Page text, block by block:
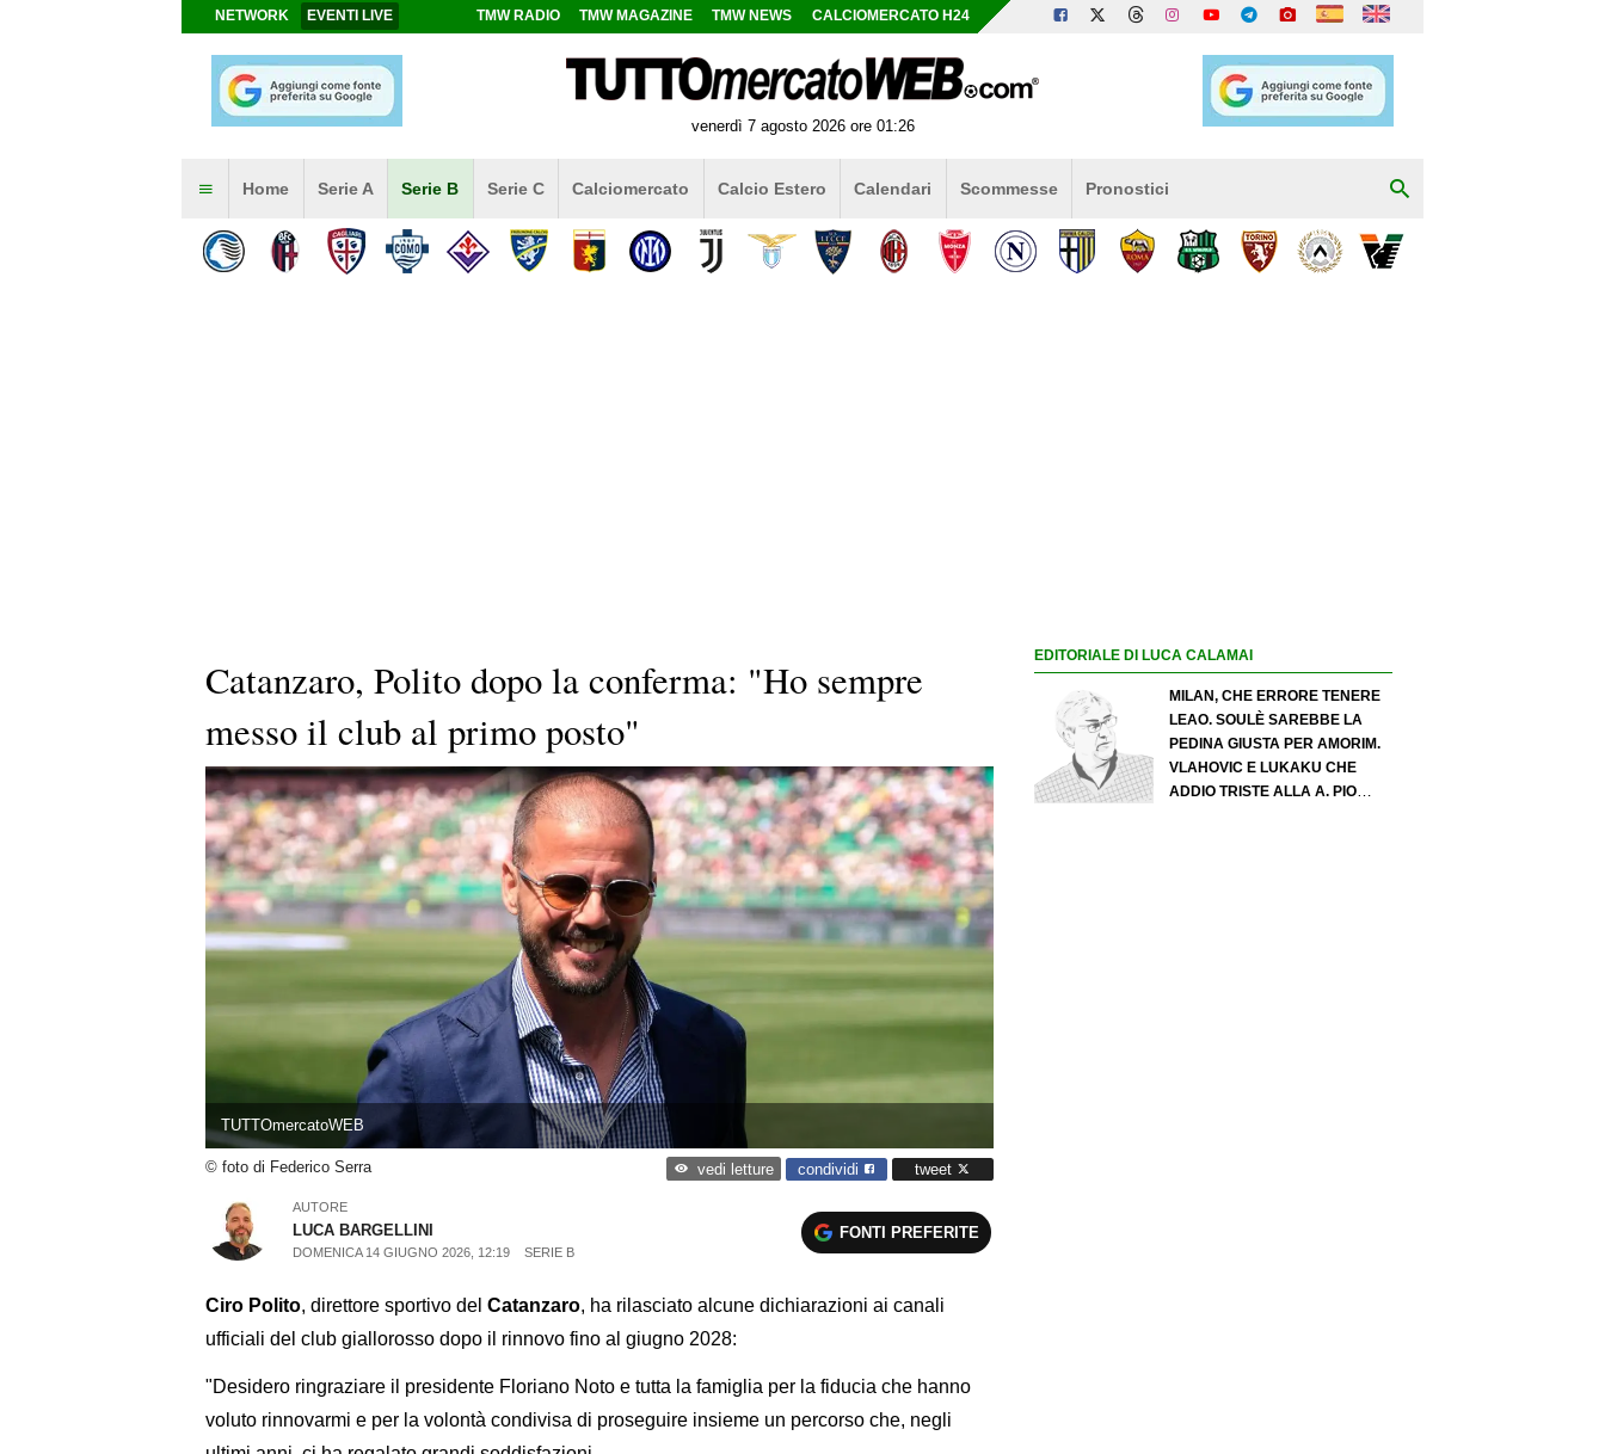
NETWORK EVENTI LIVE TMW RADIO TMW MAGAZINE TMW NEWS CALCIOMERCATO H24
venerdì 7 agosto 2026 ore 01:26
Home Serie A Serie B Serie C Calciomercato Calcio Estero Calendari Scommesse Pronostici
Catanzaro, Polito dopo la conferma: "Ho sempre
messo il club al primo posto"
TUTTOmercatoWEB
© foto di Federico Serra vedi letture condividi tweet
AUTORE
LUCA BARGELLINI
DOMENICA 14 GIUGNO 2026, 12:19 SERIE B
FONTI PREFERITE
Ciro Polito, direttore sportivo del Catanzaro, ha rilasciato alcune dichiarazioni ai canali
ufficiali del club giallorosso dopo il rinnovo fino al giugno 2028:
"Desidero ringraziare il presidente Floriano Noto e tutta la famiglia per la fiducia che hanno
voluto rinnovarmi e per la volontà condivisa di proseguire insieme un percorso che, negli
EDITORIALE DI LUCA CALAMAI
MILAN, CHE ERRORE TENERE
LEAO. SOULÈ SAREBBE LA
PEDINA GIUSTA PER AMORIM.
VLAHOVIC E LUKAKU CHE
ADDIO TRISTE ALLA A. PIO